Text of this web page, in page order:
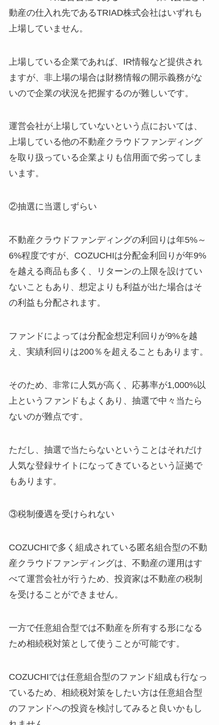
動産の仕入れ先であるTRIAD株式会社はいずれも
上場していません。
上場している企業であれば、IR情報など提供され
ますが、非上場の場合は財務情報の開示義務がな
いので企業の状況を把握するのが難しいです。
運営会社が上場していないという点においては、
上場している他の不動産クラウドファンディング
を取り扱っている企業よりも信用面で劣ってしま
います。
②抽選に当選しずらい
不動産クラウドファンディングの利回りは年5%～
6%程度ですが、COZUCHIは分配金利回りが年9%
を越える商品も多く、リターンの上限を設けてい
ないこともあり、想定よりも利益が出た場合はそ
の利益も分配されます。
ファンドによっては分配金想定利回りが9%を越
え、実績利回りは200％を超えることもあります。
そのため、非常に人気が高く、応募率が1,000%以
上というファンドもよくあり、抽選で中々当たら
ないのが難点です。
ただし、抽選で当たらないということはそれだけ
人気な登録サイトになってきているという証拠で
もあります。
③税制優遇を受けられない
COZUCHIで多く組成されている匿名組合型の不動
産クラウドファンディングは、不動産の運用はす
べて運営会社が行うため、投資家は不動産の税制
を受けることができません。
一方で任意組合型では不動産を所有する形になる
ため相続税対策として使うことが可能です。
COZUCHIでは任意組合型のファンド組成も行なっ
ているため、相続税対策をしたい方は任意組合型
のファンドへの投資を検討してみると良いかもし